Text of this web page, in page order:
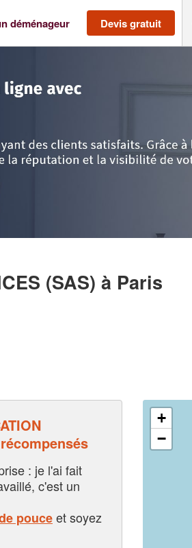
déménageur Devis gratuit
(SAS) à Paris
: je l'ai fait
c'est un
pouceet soyez
+
−